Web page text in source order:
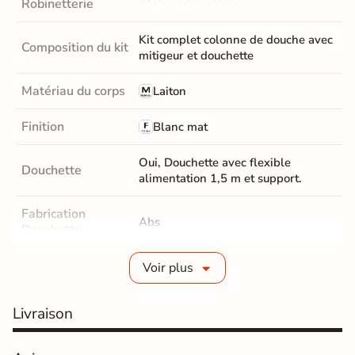
Robinetterie
Composition du kit
Kit complet colonne de douche avec
mitigeur et douchette
Matériau du corps Laiton
Finition Blanc mat
Douchette
Oui, Douchette avec flexible
alimentation 1,5 m et support.
Fabrication
Douchette
Abs
Réglable en hauteur
Dimensions ciel
de pluie
20 cm
Voir plus
Livraison